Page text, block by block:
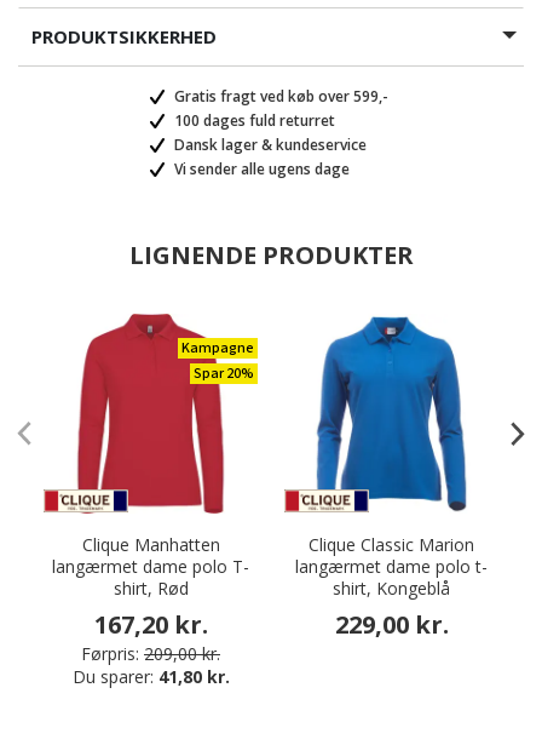
PRODUKTSIKKERHED
Gratis fragt ved køb over 599,-
100 dages fuld returret
Dansk lager & kundeservice
Vi sender alle ugens dage
LIGNENDE PRODUKTER
Kampagne
Spar 20%
Clique Manhatten
langærmet dame polo T-
shirt, Rød
167,20 kr.
Førpris: 209,00 kr.
Du sparer: 41,80 kr.
Clique Classic Marion
langærmet dame polo t-
shirt, Kongeblå
229,00 kr.